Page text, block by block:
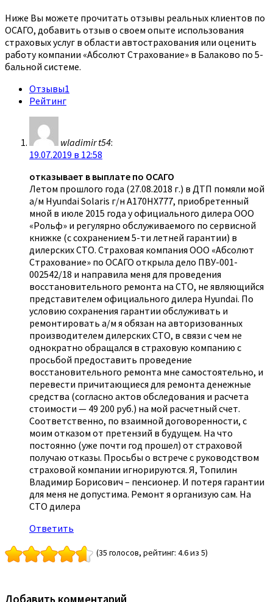
Ниже Вы можете прочитать отзывы реальных клиентов по
ОСАГО, добавить отзыв о своем опыте использования
страховых услуг в области автострахования или оценить
работу компании «Абсолют Страхование» в Балаково по 5-
бальной системе.
Отзывы1
Рейтинг
wladimir t54:
19.07.2019 в 12:58
отказывает в выплате по ОСАГО
Летом прошлого года (27.08.2018 г.) в ДТП помяли мой
а/м Hyundai Solaris г/н А170НХ777, приобретенный
мной в июле 2015 года у официального дилера ООО
«Рольф» и регулярно обслуживаемого по сервисной
книжке (с сохранением 5-ти летней гарантии) в
дилерских СТО. Страховая компания ООО «Абсолют
Страхование» по ОСАГО открыла дело ПВУ-001-
002542/18 и направила меня для проведения
восстановительного ремонта на СТО, не являющийся
представителем официального дилера Hyundai. По
условию сохранения гарантии обслуживать и
ремонтировать а/м я обязан на авторизованных
производителем дилерских СТО, в связи с чем не
однократно обращался в страховую компанию с
просьбой предоставить проведение
восстановительного ремонта мне самостоятельно, и
перевести причитающиеся для ремонта денежные
средства (согласно актов обследования и расчета
стоимости — 49 200 руб.) на мой расчетный счет.
Соответственно, по взаимной договоренности, с
моим отказом от претензий в будущем. На что
постоянно (уже почти год прошел) от страховой
получаю отказы. Просьбы о встрече с руководством
страховой компании игнорируются. Я, Топилин
Владимир Борисович – пенсионер. И потеря гарантии
для меня не допустима. Ремонт я организую сам. На
СТО дилера
Ответить
(35 голосов, рейтинг: 4.6 из 5)
Добавить комментарий